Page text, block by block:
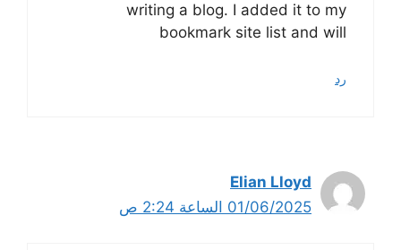
writing a blog. I added it to my
bookmark site list and will
رد
Elian Lloyd
01/06/2025 الساعة 2:24 ص